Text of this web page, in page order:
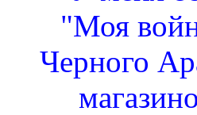
"Моя
Черного